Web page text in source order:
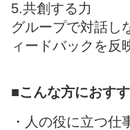
5.共創する力
グループで対話し
ィードバックを反
■こんな方におす
・人の役に立つ仕